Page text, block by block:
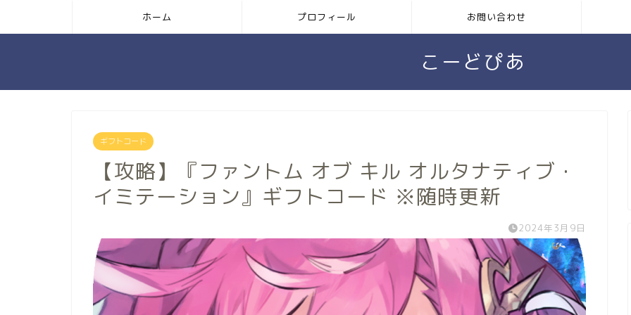
ホーム プロフィール お問い合わせ
こーどぴあ
ギフトコード
【攻略】『ファントム オブ キル オルタナティブ・
イミテーション』ギフトコード ※随時更新
2024年3月9日